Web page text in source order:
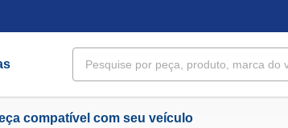
compatível com seu veículo